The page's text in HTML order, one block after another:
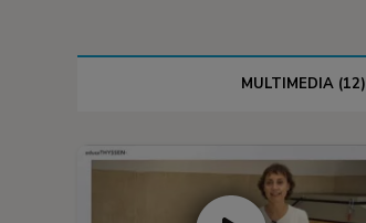
MULTIMEDIA (12)